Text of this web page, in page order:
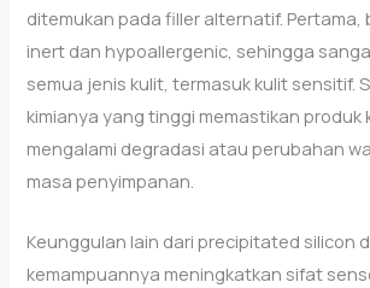
ditemukan pada filler alternatif. Pertama,
inert dan hypoallergenic, sehingga
semua jenis kulit, termasuk kulit sensitif.
kimianya yang tinggi memastikan produk
mengalami degradasi atau perubahan
masa penyimpanan.
Keunggulan lain dari precipitated silicon
kemampuannya meningkatkan sifat